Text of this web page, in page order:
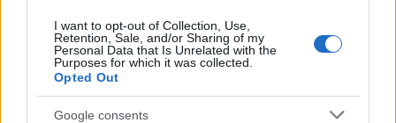
I want to opt-out of Collection, Use,
Retention, Sale, and/or Sharing of my
Personal Data that Is Unrelated with the
Purposes for which it was collected.
Opted Out
Google consents